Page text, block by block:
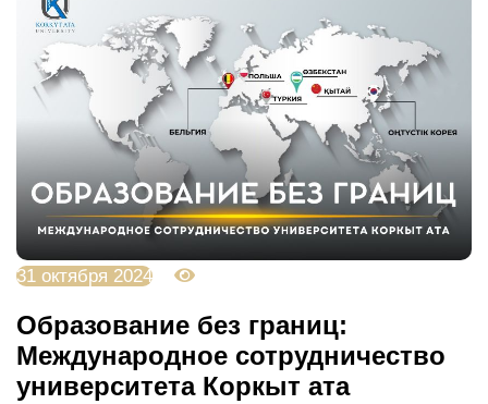
31 октября 2024
Образование без границ:
Международное сотрудничество
университета Коркыт ата